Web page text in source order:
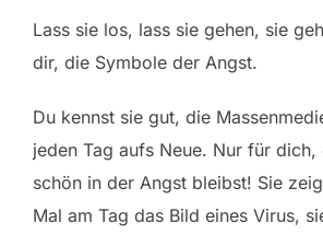
Lass sie los, lass sie gehen, sie
dir, die Symbole der Angst.
Du kennst sie gut, die
jeden Tag aufs Neue. Nur für
schön in der Angst bleibst! Sie
Mal am Tag das Bild eines Virus,